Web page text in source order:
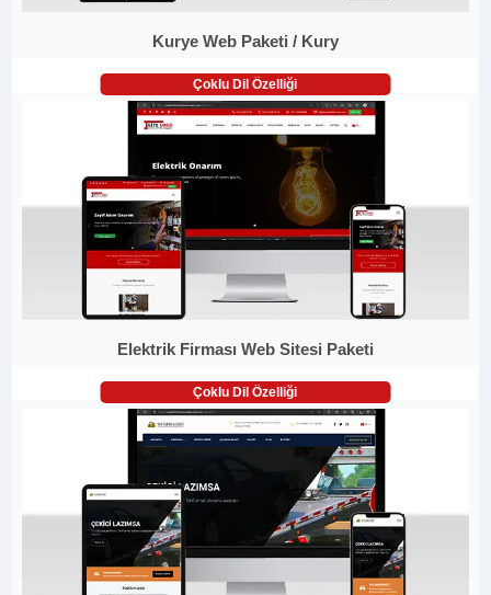
Kurye Web Paketi / Kury
Çoklu Dil Özelliği
Elektrik Firması Web Sitesi Paketi
Çoklu Dil Özelliği